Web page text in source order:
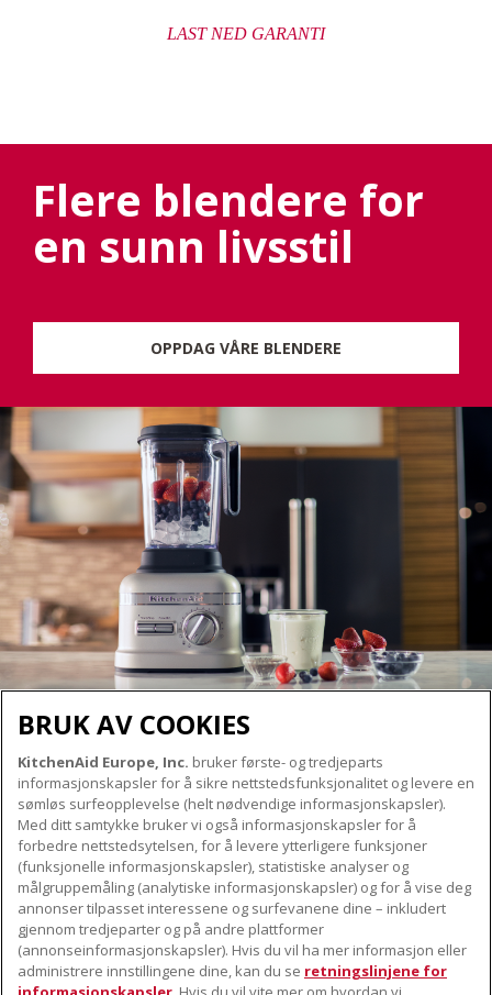
LAST NED GARANTI
Flere blendere for
en sunn livsstil
OPPDAG VÅRE BLENDERE
OM KITCHENAID
Merkets kjerne
Merkehistorie
ODR
VÅRE PRODUKTER
Små apparater
Produkttilbehør
KUNDESERVICE
Finn et servicesenter nær deg
Garanti og dokumenter
Kontaktinformasjon
FØLG OSS
BRUK AV COOKIES
KitchenAid Europe, Inc. bruker første- og tredjeparts
informasjonskapsler for å sikre nettstedsfunksjonalitet og levere en
sømløs surfeopplevelse (helt nødvendige informasjonskapsler).
Med ditt samtykke bruker vi også informasjonskapsler for å
forbedre nettstedsytelsen, for å levere ytterligere funksjoner
(funksjonelle informasjonskapsler), statistiske analyser og
målgruppemåling (analytiske informasjonskapsler) og for å vise deg
annonser tilpasset interessene og surfevanene dine – inkludert
gjennom tredjeparter og på andre plattformer
(annonseinformasjonskapsler). Hvis du vil ha mer informasjon eller
administrere innstillingene dine, kan du se retningslinjene for